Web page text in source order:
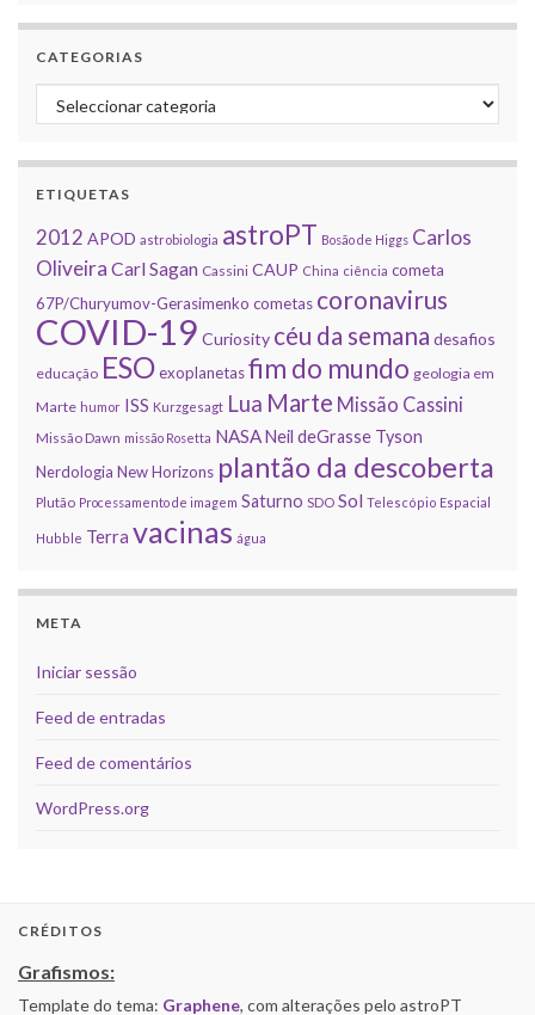
CATEGORIAS
Categorias
ETIQUETAS
2012 APOD astrobiologia astroPT Bosão de Higgs Carlos
Oliveira Carl Sagan Cassini CAUP China ciência cometa
67P/Churyumov-Gerasimenko cometas coronavirus
COVID-19 Curiosity céu da semana desafios
educação ESOexoplanetasfim do mundo geologia em
Marte humor ISS Kurzgesagt Lua Marte Missão Cassini
Missão Dawn missão Rosetta NASANeil deGrasse Tyson
Nerdologia New Horizons plantão da descoberta
Plutão Processamento de imagem Saturno SDO Sol Telescópio Espacial
Hubble Terra vacinas água
META
Iniciar sessão
Feed de entradas
Feed de comentários
WordPress.org
CRÉDITOS
Grafismos:
Template do tema: Graphene, com alterações pelo astroPT